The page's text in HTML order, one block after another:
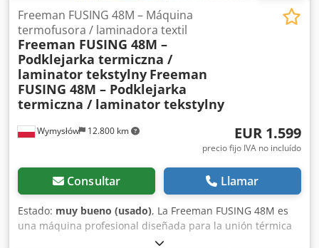
Wymysłów 12.800 km
Freeman FUSING 48M – Máquina
termofusora / laminadora textil
Freeman FUSING 48M –
Podklejarka termiczna /
laminator tekstylny Freeman
FUSING 48M – Podklejarka
termiczna / laminator tekstylny
EUR 1.599
precio fijo IVA no incluído
Consultar Llamar
Estado: muy bueno (usado), La Freeman FUSING 48M es
una máquina profesional diseñada para la unión térmica
de materiales mediante temperatura, presión y una banda